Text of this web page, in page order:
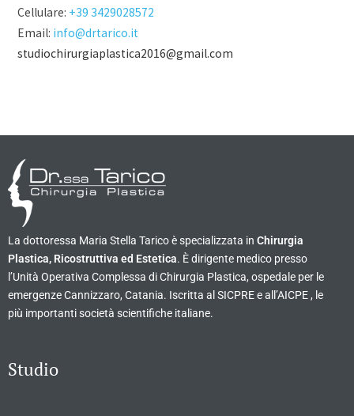
Cellulare: +39 3429028572
Email: info@drtarico.it
studiochirurgiaplastica2016@gmail.com
La dottoressa Maria Stella Tarico è specializzata in Chirurgia
Plastica, Ricostruttiva ed Estetica. È dirigente medico presso
l’Unità Operativa Complessa di Chirurgia Plastica, ospedale per le
emergenze Cannizzaro, Catania. Iscritta al SICPRE e all’AICPE , le
più importanti società scientifiche italiane.
Studio